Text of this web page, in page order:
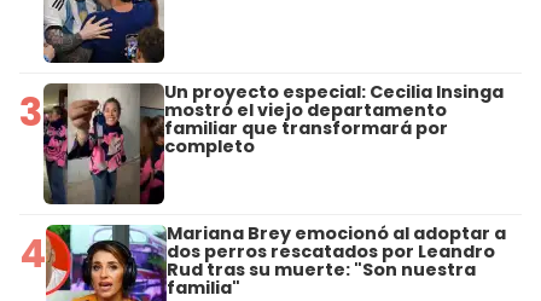
3 Un proyecto especial: Cecilia Insinga
mostró el viejo departamento
familiar que transformará por
completo
4 Mariana Brey emocionó al adoptar a
dos perros rescatados por Leandro
Rud tras su muerte: "Son nuestra
familia"